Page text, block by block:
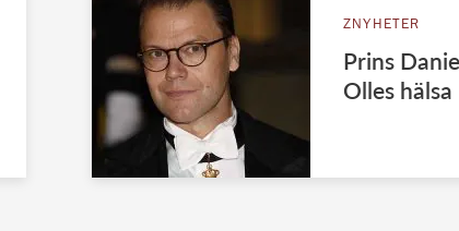
ZNYHETER
Prins
Olles hälsa